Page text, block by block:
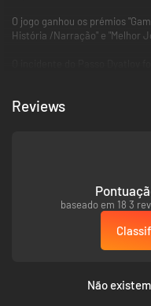
O jogo ganhou os prémios
História /Narração" e "Melhor
inverno de 1959. Nove
dos Montes Urais, que
expedição foram encontrados
força desconhecida" causou
Reviews
baseado em 18 3
Não